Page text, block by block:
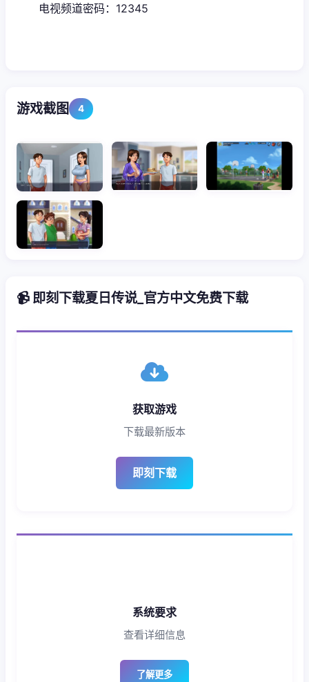
电视频道密码：12345
游戏截图 4
📹 即刻下载夏日传说_官方中文免费下载
获取游戏
下载最新版本
即刻下载
系统要求
查看详细信息
了解更多